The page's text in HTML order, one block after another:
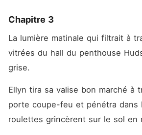
Chapitre 3
La lumière matinale qui filtrait à
vitrées du hall du penthouse
grise.
Ellyn tira sa valise bon marché à
porte coupe-feu et pénétra dans
roulettes grincèrent sur le sol en